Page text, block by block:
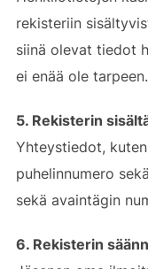
rekisteriin
siinä olevat tiedot
ei enää ole tarpeen.
5. Rekisterin
Yhteystiedot,
puhelinnumero
sekä avaintägin
6. Rekisterin